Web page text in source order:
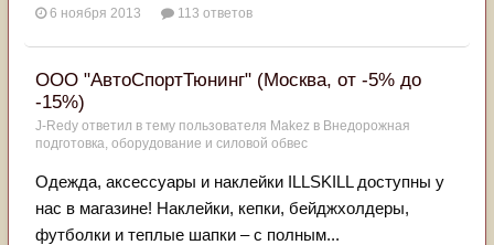
6 ноября 2013 113 ответов
ООО "АвтоСпортТюнинг" (Москва, от -5% до
-15%)
J-Redy ответил в тему пользователя Makez в Внедорожная
подготовка, оборудование и силовой обвес
Одежда, аксессуары и наклейки ILLSKILL доступны у
нас в магазине! Наклейки, кепки, бейджхолдеры,
футболки и теплые шапки – с полным...